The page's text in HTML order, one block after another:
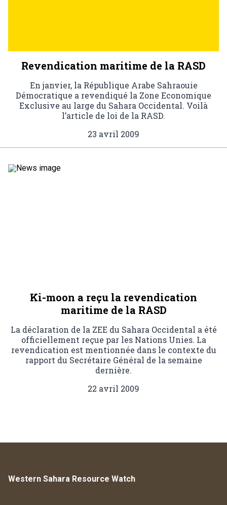
Revendication maritime de la RASD
En janvier, la République Arabe Sahraouie
Démocratique a revendiqué la Zone Economique
Exclusive au large du Sahara Occidental. Voilà
l’article de loi de la RASD.
23 avril 2009
Ki-moon a reçu la revendication
maritime de la RASD
La déclaration de la ZEE du Sahara Occidental a été
officiellement reçue par les Nations Unies. La
revendication est mentionnée dans le contexte du
rapport du Secrétaire Général de la semaine
dernière.
22 avril 2009
Western Sahara Resource Watch